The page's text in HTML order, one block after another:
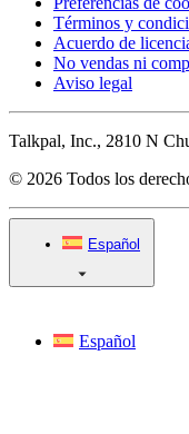
Términos y
Acuerdo de
No vendas ni
Aviso legal
Talkpal, Inc., 2810 N
© 2026 Todos los
Español
Español